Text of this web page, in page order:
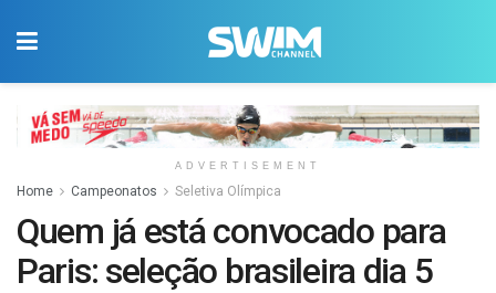
ADVERTISEMENT
Home Campeonatos Seletiva Olímpica
Quem já está convocado para
Paris: seleção brasileira dia 5